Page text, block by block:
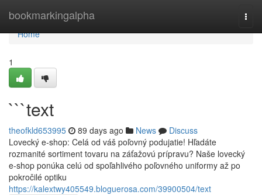
bookmarkingalpha
Home
Home
1
```text
theofkld653995 89 days ago News
Discuss
Lovecký e-shop: Celá od váš poľovný podujatie! Hľadáte
rozmanité sortiment tovaru na záťažovú prípravu? Naše lovecký
e-shop ponúka celú od spoľahlivého poľovného uniformy až po
pokročilé optiku
https://kalextwy405549.bloguerosa.com/39900504/text